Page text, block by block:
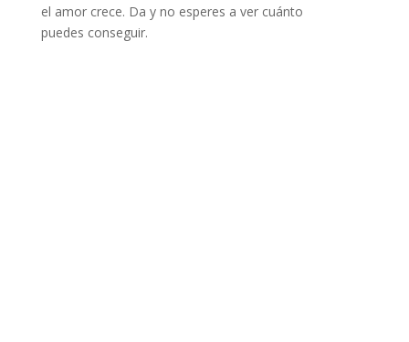
el amor crece. Da y no esperes a ver cuánto
puedes conseguir.